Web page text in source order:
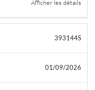
Afficher les détails
393144S
01/09/2026